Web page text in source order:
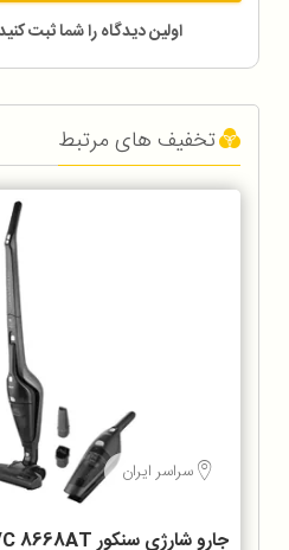
اولین دیدگاه را شما ثبت
تخفیف های مرتبط
سراسر ایران
جارو شارژی سنکور SVC 8668AT